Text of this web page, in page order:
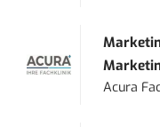
Acura